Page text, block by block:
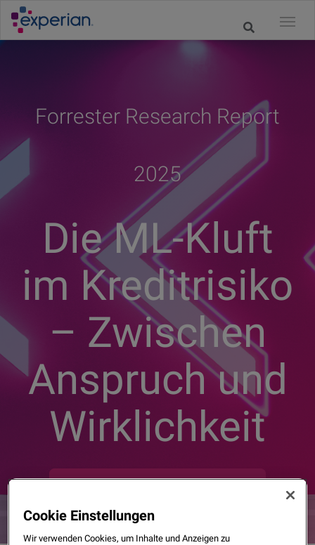
Forrester Research Report
2025
Die ML-Kluft
im Kreditrisiko
– Zwischen
Anspruch und
Wirklichkeit
Cookie Einstellungen
Wir verwenden Cookies, um Inhalte und Anzeigen zu